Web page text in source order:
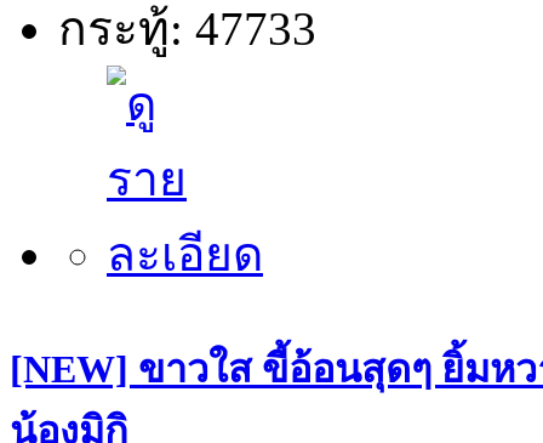
กระทู้: 47733
[NEW] ขาวใส ขี้อ้อนสุดๆ ยิ้มห
น้องมิกิ